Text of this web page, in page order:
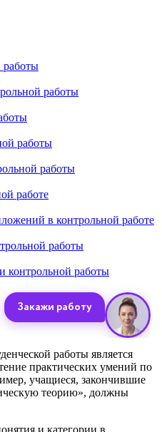
работы
работы
работы
работы
работе
в контрольной работе
работы
контрольной работы
работы является
практических умений по
учащиеся, закончившие
теорию», должны
и категории в